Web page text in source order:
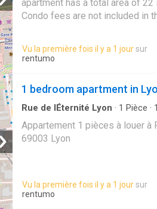
apartment has a total area of 22
Condo fees are not included in
Vu la première fois il y a 1 joursur
rentumo
1 bedroom apartment in
Rue de lÉternité Lyon · 1 Pièce · 1
Appartement 1 pièces à louer à
69003 Lyon
Vu la première fois il y a 1 joursur
rentumo